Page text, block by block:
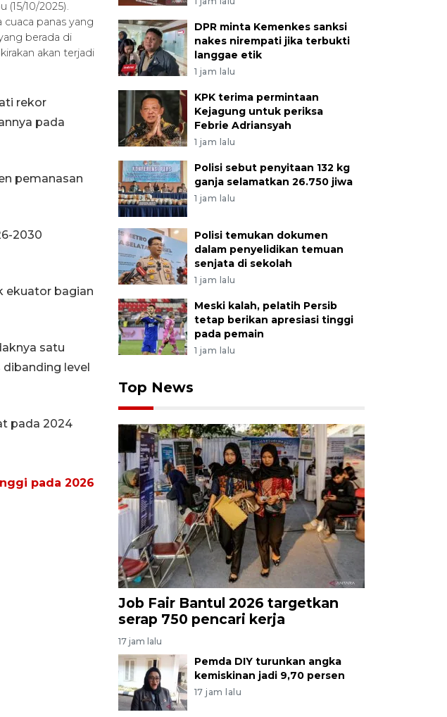
(15/10/2025).
panas yang
berada di
akan terjadi
rekor
pada
pemanasan
2030
ekuator bagian
satu
dibanding level
pada 2024
pada 2026
DPR minta Kemenkes sanksi
nakes nirempati jika terbukti
langgae etik
1 jam lalu
KPK terima permintaan
Kejagung untuk periksa
Febrie Adriansyah
1 jam lalu
Polisi sebut penyitaan 132 kg
ganja selamatkan 26.750 jiwa
1 jam lalu
Polisi temukan dokumen
dalam penyelidikan temuan
senjata di sekolah
1 jam lalu
Meski kalah, pelatih Persib
tetap berikan apresiasi tinggi
pada pemain
1 jam lalu
Top News
Job Fair Bantul 2026 targetkan
serap 750 pencari kerja
17 jam lalu
Pemda DIY turunkan angka
kemiskinan jadi 9,70 persen
17 jam lalu